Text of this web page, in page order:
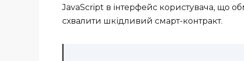
JavaScript в інтерфейс користувача, що
схвалити шкідливий смарт-контракт.